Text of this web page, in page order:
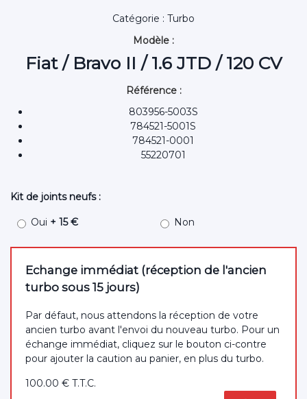
Catégorie : Turbo
Modèle :
Fiat / Bravo II / 1.6 JTD / 120 CV
Référence :
803956-5003S
784521-5001S
784521-0001
55220701
Kit de joints neufs :
Oui + 15 € Non
Echange immédiat (réception de l'ancien
turbo sous 15 jours)
Par défaut, nous attendons la réception de votre
ancien turbo avant l'envoi du nouveau turbo. Pour un
échange immédiat, cliquez sur le bouton ci-contre
pour ajouter la caution au panier, en plus du turbo.
100.00 € T.T.C.